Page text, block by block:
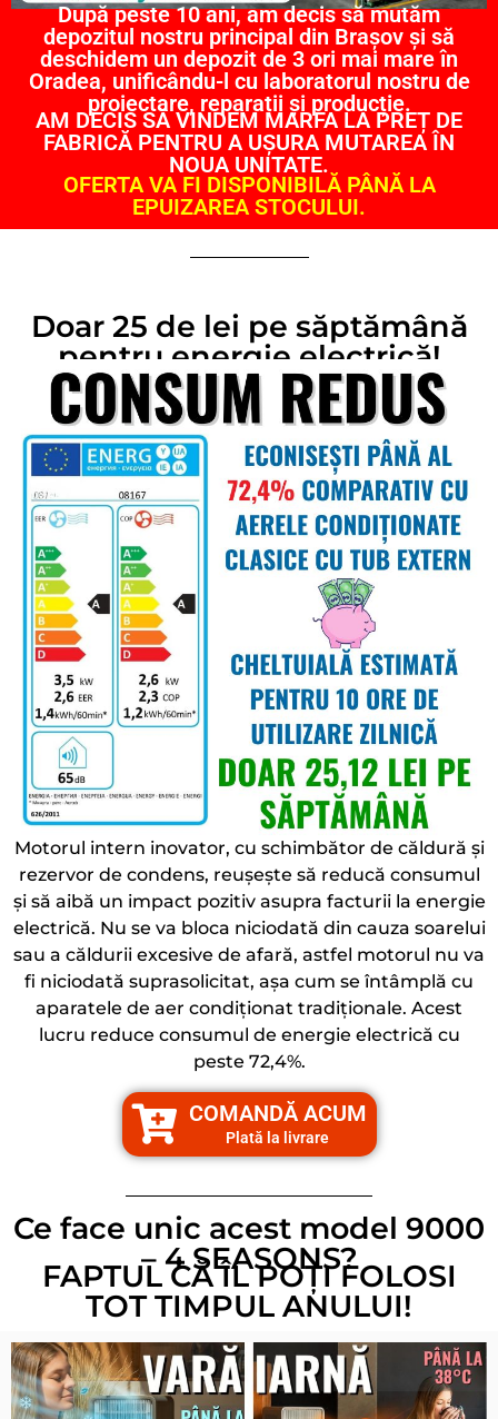
După peste 10 ani, am decis să mutăm
depozitul nostru principal din Brașov și să
deschidem un depozit de 3 ori mai mare în
Oradea, unificându-l cu laboratorul nostru de
proiectare, reparații și producție.
AM DECIS SĂ VINDEM MARFA LA PREȚ DE
FABRICĂ PENTRU A UȘURA MUTAREA ÎN
NOUA UNITATE.
OFERTA VA FI DISPONIBILĂ PÂNĂ LA
EPUIZAREA STOCULUI.
Doar 25 de lei pe săptămână
pentru energie electrică!
Motorul intern inovator, cu schimbător de căldură și
rezervor de condens, reușește să reducă consumul
și să aibă un impact pozitiv asupra facturii la energie
electrică. Nu se va bloca niciodată din cauza soarelui
sau a căldurii excesive de afară, astfel motorul nu va
fi niciodată suprasolicitat, așa cum se întâmplă cu
aparatele de aer condiționat tradiționale. Acest
lucru reduce consumul de energie electrică cu
peste 72,4%.
COMANDĂ ACUM
Plată la livrare
Ce face unic acest model 9000
– 4 SEASONS?
FAPTUL CĂ ÎL POȚI FOLOSI
TOT TIMPUL ANULUI!